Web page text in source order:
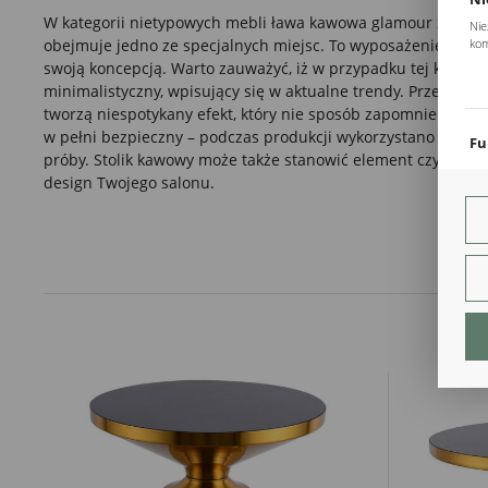
W kategorii nietypowych mebli ława kawowa glamour z
obejmuje jedno ze specjalnych miejsc. To wyposażenie
swoją koncepcją. Warto zauważyć, iż w przypadku tej
minimalistyczny, wpisujący się w aktualne trendy.
tworzą niespotykany efekt, który nie sposób zapomnieć.
w pełni bezpieczny – podczas produkcji wykorzystano
próby. Stolik kawowy może także stanowić element czysto
design Twojego salonu.